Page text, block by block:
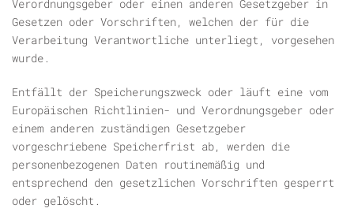
Verordnungsgeber oder einen anderen Gesetzgeber in
Gesetzen oder Vorschriften, welchen der für die
Verarbeitung Verantwortliche unterliegt, vorgesehen
wurde.
Entfällt der Speicherungszweck oder läuft eine vom
Europäischen Richtlinien- und Verordnungsgeber oder
einem anderen zuständigen Gesetzgeber
vorgeschriebene Speicherfrist ab, werden die
personenbezogenen Daten routinemäßig und
entsprechend den gesetzlichen Vorschriften gesperrt
oder gelöscht.